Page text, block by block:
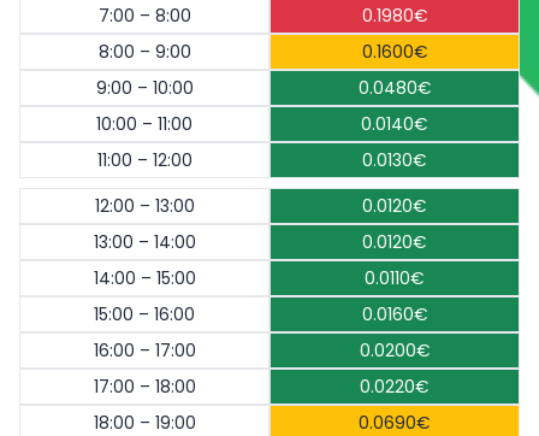
7:00 – 8:00
0.1980€
8:00 – 9:00
0.1600€
9:00 – 10:00
0.0480€
10:00 – 11:00
0.0140€
11:00 – 12:00
0.0130€
12:00 – 13:00
0.0120€
13:00 – 14:00
0.0120€
14:00 – 15:00
0.0110€
15:00 – 16:00
0.0160€
16:00 – 17:00
0.0200€
17:00 – 18:00
0.0220€
18:00 – 19:00
0.0690€